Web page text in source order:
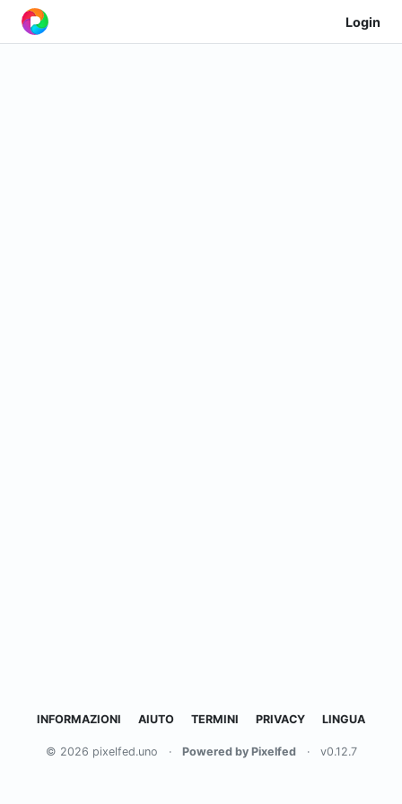
Login
INFORMAZIONI AIUTO TERMINI PRIVACY LINGUA
© 2026 pixelfed.uno · Powered by Pixelfed · v0.12.7